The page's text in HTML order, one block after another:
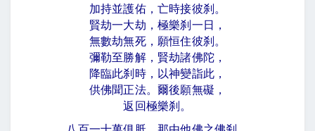
加持並護佑，亡時接彼刹。
賢劫一大劫，極樂刹一日，
無數劫無死，願恒住彼刹。
彌勒至勝解，賢劫諸佛陀，
降臨此刹時，以神變詣此，
供佛聞正法。爾後願無礙，
返回極樂刹。